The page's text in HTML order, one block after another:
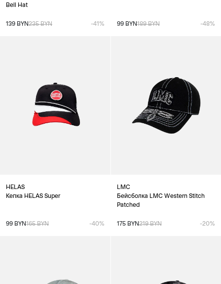
Bell Hat
139 BYN235 BYN -41% 99 BYN189 BYN -48%
HELAS
Кепка HELAS Super
99 BYN165 BYN -40%
LMC
Бейсболка LMC Western Stitch
Patched
175 BYN219 BYN -20%